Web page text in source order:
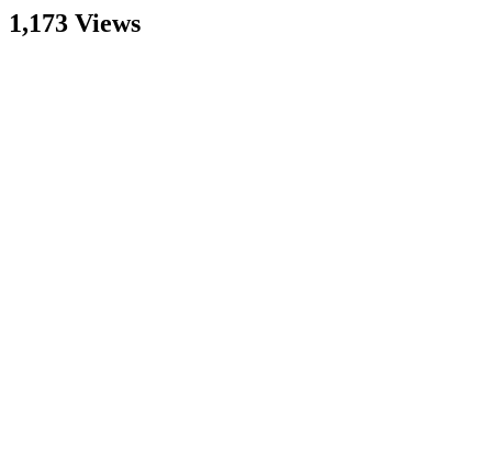
1,173 Views